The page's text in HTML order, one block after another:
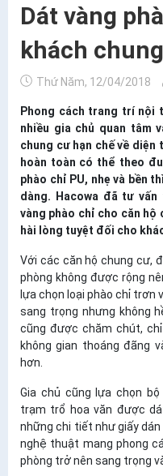
Dát vàng
khách
Thứ Năm, 12/04/2018
Phong cách trang trí nội
nhiều gia chủ quan tâm
chung cư hạn chế về
hoàn toàn có thể theo
phào chỉ PU, nhẹ và bền
dàng. Hacowa đã tư
vàng phào chỉ cho căn hộ
hài lòng tuyệt đối cho
Với các căn hộ chung cư,
phòng không được rộng
lựa chọn loại phào chỉ trơn
sang trọng nhưng không
cũng được chăm chút,
không gian thoáng đãng
hơn.
Gia chủ cũng lựa chọn
trạm trổ hoa văn được
những chi tiết như giấy
nghệ thuật mang phong
phòng trở nên sang trọng